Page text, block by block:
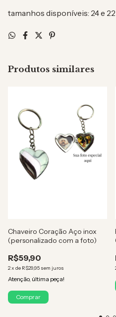
tamanhos disponíveis: 24 e 22
Produtos similares
Chaveiro Coração Aço inox
(personalizado com a foto)
R$59,90
2x de R$29,95 sem juros
Atenção, última peça!